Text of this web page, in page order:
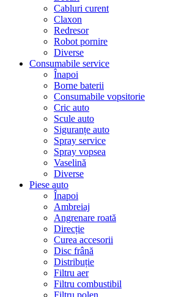
Cabluri curent
Claxon
Redresor
Robot pornire
Diverse
Consumabile service
Înapoi
Borne baterii
Consumabile vopsitorie
Cric auto
Scule auto
Siguranțe auto
Spray service
Spray vopsea
Vaselină
Diverse
Piese auto
Înapoi
Ambreiaj
Angrenare roată
Direcție
Curea accesorii
Disc frână
Distribuție
Filtru aer
Filtru combustibil